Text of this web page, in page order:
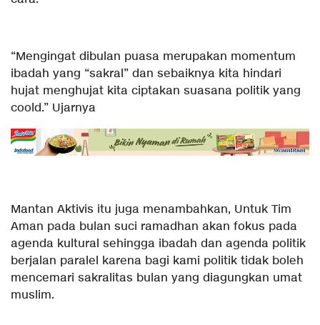
“Mengingat dibulan puasa merupakan momentum
ibadah yang “sakral” dan sebaiknya kita hindari
hujat menghujat kita ciptakan suasana politik yang
coold.” Ujarnya
Mantan Aktivis itu juga menambahkan, Untuk Tim
Aman pada bulan suci ramadhan akan fokus pada
agenda kultural sehingga ibadah dan agenda politik
berjalan paralel karena bagi kami politik tidak boleh
mencemari sakralitas bulan yang diagungkan umat
muslim.